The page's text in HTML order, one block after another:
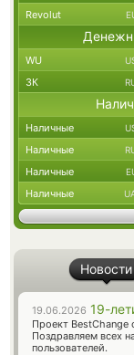
Revolut
WU
ЗК
Наличные
Наличные
Наличные
Наличные
Новости
19.06.2026 19-
Проект BestChange
Поздравляем всех
пользователей.